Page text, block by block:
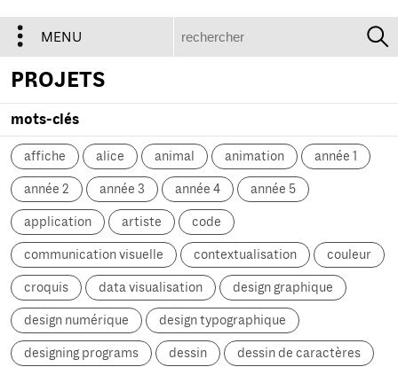
MENU
PROJETS
mots-clés
affiche alice animal animation année 1
année 2 année 3 année 4 année 5
application artiste code
communication visuelle contextualisation couleur
croquis data visualisation design graphique
design numérique design typographique
designing programs dessin dessin de caractères